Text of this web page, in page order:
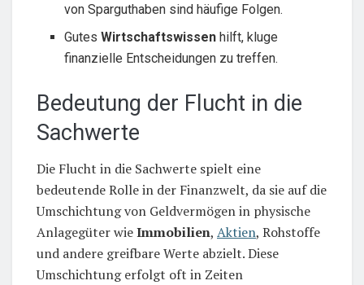
von Sparguthaben sind häufige Folgen.
GutesWirtschaftswissen hilft, kluge
finanzielle Entscheidungen zu treffen.
Bedeutung der Flucht in die
Sachwerte
Die Flucht in die Sachwerte spielt eine
bedeutende Rolle in der Finanzwelt, da sie auf die
Umschichtung von Geldvermögen in physische
Anlagegüter wieImmobilien, Aktien, Rohstoffe
und andere greifbare Werte abzielt. Diese
Umschichtung erfolgt oft in Zeiten